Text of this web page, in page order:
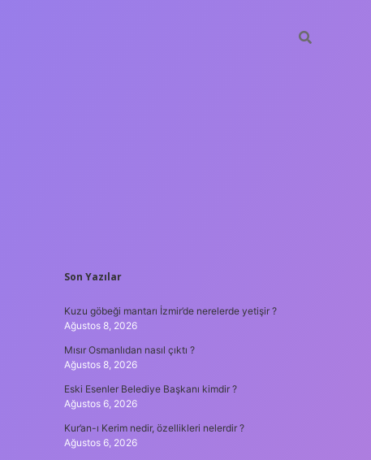
SIDEBAR
Son Yazılar
Kuzu göbeği mantarı İzmir’de nerelerde yetişir ?
Ağustos 8, 2026
Mısır Osmanlıdan nasıl çıktı ?
Ağustos 8, 2026
Eski Esenler Belediye Başkanı kimdir ?
Ağustos 6, 2026
Kur’an-ı Kerim nedir, özellikleri nelerdir ?
Ağustos 6, 2026